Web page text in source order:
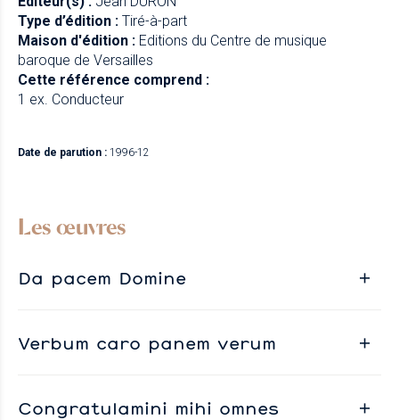
Type d’édition : Tiré-à-part
Maison d'édition : Editions du Centre de musique
baroque de Versailles
Cette référence comprend :
1 ex. Conducteur
Date de parution : 1996-12
Les œuvres
Da pacem Domine
Verbum caro panem verum
Congratulamini mihi omnes